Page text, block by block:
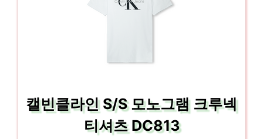
캘빈클라인 S/S 모노그램 크루넥
티셔츠 DC813